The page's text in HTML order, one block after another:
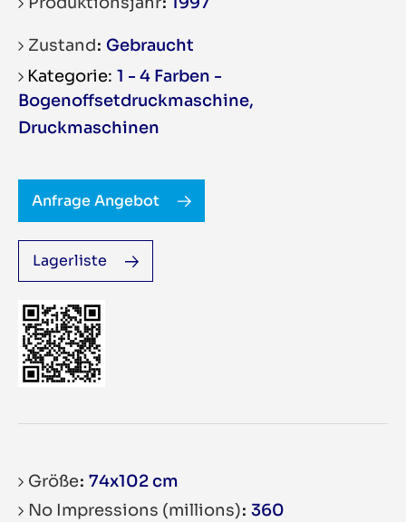
Zustand Gebraucht
1 - 4 Farben -
Bogenoffsetdruckmaschine
,
Druckmaschinen
Anfrage Angebot
Lagerliste
Größe 74x102 cm
No Impressions (millions) 360